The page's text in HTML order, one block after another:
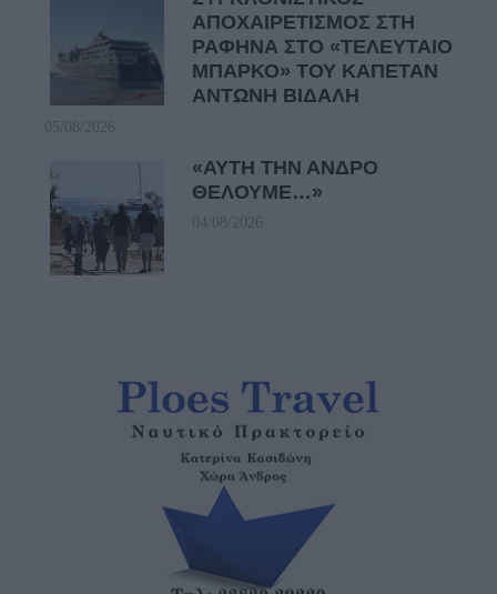
ΑΠΟΧΑΙΡΕΤΙΣΜΟΣ ΣΤΗ
ΡΑΦΗΝΑ ΣΤΟ «ΤΕΛΕΥΤΑΙΟ
ΜΠΑΡΚΟ» ΤΟΥ ΚΑΠΕΤΑΝ
ΑΝΤΩΝΗ ΒΙΔΑΛΗ
05/08/2026
«ΑΥΤΗ ΤΗΝ ΑΝΔΡΟ
ΘΕΛΟΥΜΕ…»
04/08/2026